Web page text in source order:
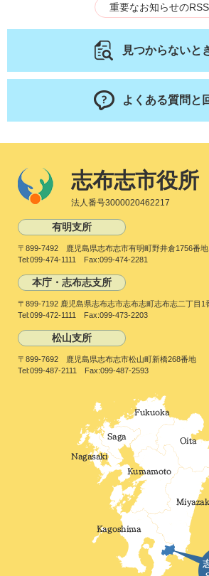
重要なお知らせのRSS
見つからないと
よくある質問と
志布志市役所
法人番号3000020462217
有明支所
〒899-7492 鹿児島県志布志市有明町野井倉1756番地
Tel:099-474-1111 Fax:099-474-2281
本庁・志布志支所
〒899-7192 鹿児島県志布志市志布志町志布志二丁目1
Tel:099-472-1111 Fax:099-473-2203
松山支所
〒899-7692 鹿児島県志布志市松山町新橋268番地
Tel:099-487-2111 Fax:099-487-2593